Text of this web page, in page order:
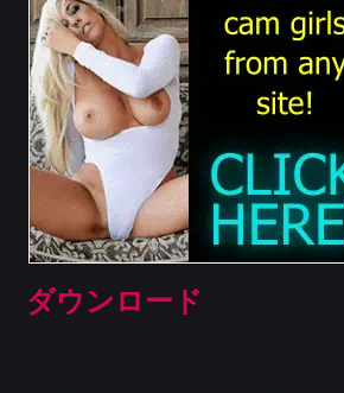
ダウンロード